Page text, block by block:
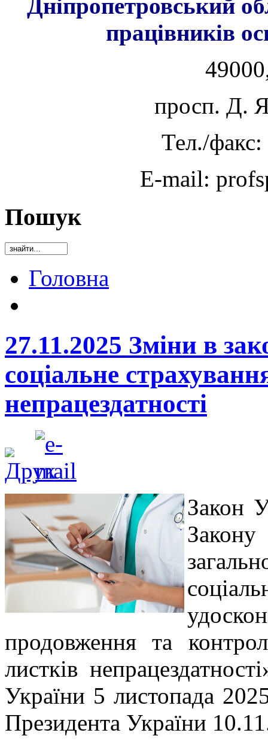
Дніпропетровський
працівників
просп. Д.
Тел./
E-mail:
Пошук
Головна
27.11.2025 Зміни в
соціальне
непрацездатності
Закон
продовження та
листків
України 5 листопада
Президента України